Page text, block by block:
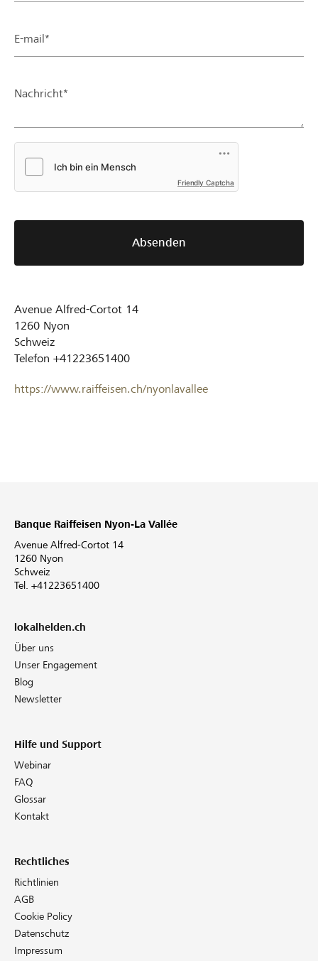
E-mail*
Nachricht*
Friendly Captcha
Absenden
Avenue Alfred-Cortot 14
1260 Nyon
Schweiz
Telefon +41223651400
https://www.raiffeisen.ch/nyonlavallee
Banque Raiffeisen Nyon-La Vallée
Avenue Alfred-Cortot 14
1260 Nyon
Schweiz
Tel. +41223651400
lokalhelden.ch
Über uns
Unser Engagement
Blog
Newsletter
Hilfe und Support
Webinar
FAQ
Glossar
Kontakt
Rechtliches
Richtlinien
AGB
Cookie Policy
Datenschutz
Impressum